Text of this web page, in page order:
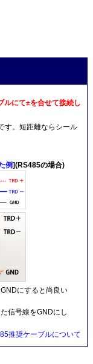
ルにて±を合せて接続し
す。短距離ならシール
例](RS485の場合)
にすると尚良い
信号線をGNDにし
推奨ケーブルについて